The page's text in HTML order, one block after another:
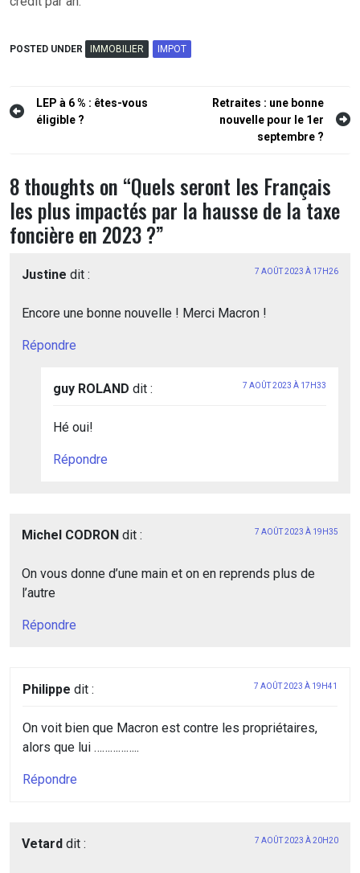
POSTED UNDER IMMOBILIER IMPOT
Navigation
LEP à 6 % : êtes-vous
éligible ?
Retraites : une bonne
nouvelle pour le 1er
septembre ?
8 thoughts on “Quels seront les Français
les plus impactés par la hausse de la taxe
foncière en 2023 ?”
Justine dit : 7 AOÛT 2023 À 17H26
Encore une bonne nouvelle ! Merci Macron !
Répondre
guy ROLAND dit : 7 AOÛT 2023 À 17H33
Hé oui!
Répondre
Michel CODRON dit : 7 AOÛT 2023 À 19H35
On vous donne d’une main et on en reprends plus de
l’autre
Répondre
Philippe dit : 7 AOÛT 2023 À 19H41
On voit bien que Macron est contre les propriétaires,
alors que lui ……………..
Répondre
Vetard dit : 7 AOÛT 2023 À 20H20